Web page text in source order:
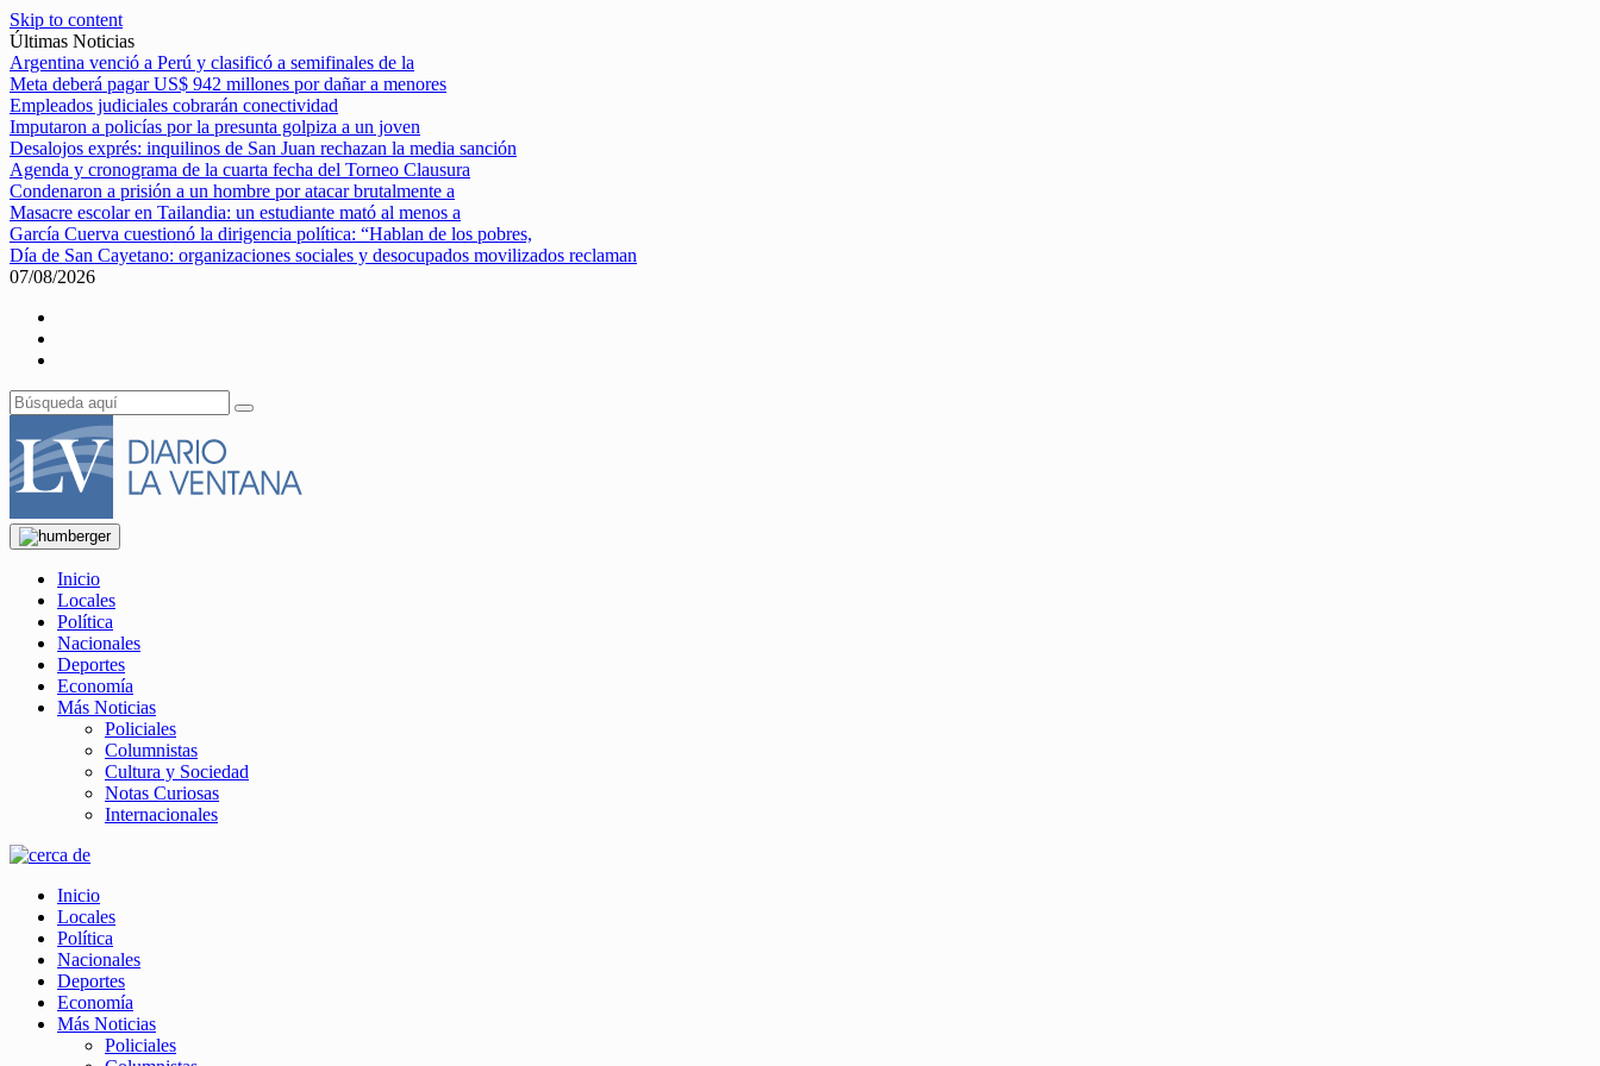
Skip to content
Últimas Noticias
Argentina venció a Perú y clasificó a semifinales de la
Meta deberá pagar US$ 942 millones por dañar a menores
Empleados judiciales cobrarán conectividad
Imputaron a policías por la presunta golpiza a un joven
Desalojos exprés: inquilinos de San Juan rechazan la media sanción
Agenda y cronograma de la cuarta fecha del Torneo Clausura
Condenaron a prisión a un hombre por atacar brutalmente a
Masacre escolar en Tailandia: un estudiante mató al menos a
García Cuerva cuestionó la dirigencia política: “Hablan de los pobres,
Día de San Cayetano: organizaciones sociales y desocupados movilizados reclaman
07/08/2026
Inicio
Locales
Política
Nacionales
Deportes
Economía
Más Noticias
Policiales
Columnistas
Cultura y Sociedad
Notas Curiosas
Internacionales
Inicio
Locales
Política
Nacionales
Deportes
Economía
Más Noticias
Policiales